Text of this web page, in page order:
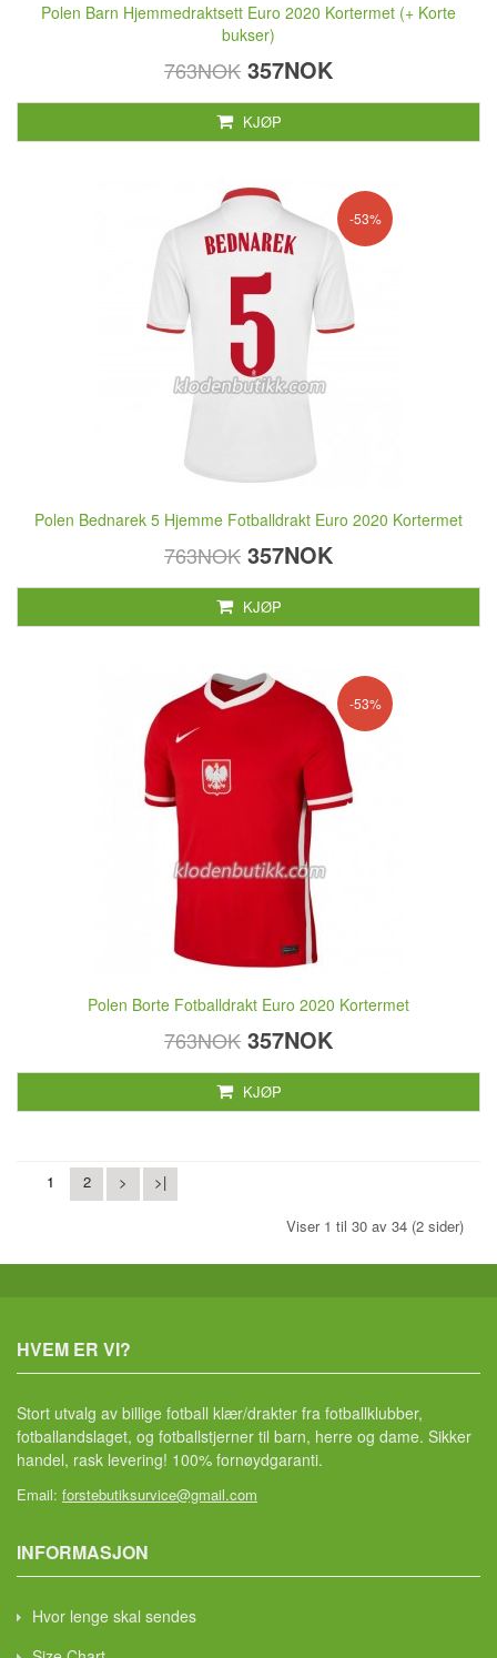
Polen Barn Hjemmedraktsett Euro 2020 Kortermet (+ Korte
bukser)
763NOK 357NOK
KJØP
-53%
Polen Bednarek 5 Hjemme Fotballdrakt Euro 2020 Kortermet
763NOK 357NOK
KJØP
-53%
Polen Borte Fotballdrakt Euro 2020 Kortermet
763NOK 357NOK
KJØP
1 2 > >|
Viser 1 til 30 av 34 (2 sider)
HVEM ER VI?
Stort utvalg av billige fotball klær/drakter fra fotballklubber,
fotballandslaget, og fotballstjerner til barn, herre og dame. Sikker
handel, rask levering! 100% fornøydgaranti.
Email: forstebutiksurvice@gmail.com
INFORMASJON
Hvor lenge skal sendes